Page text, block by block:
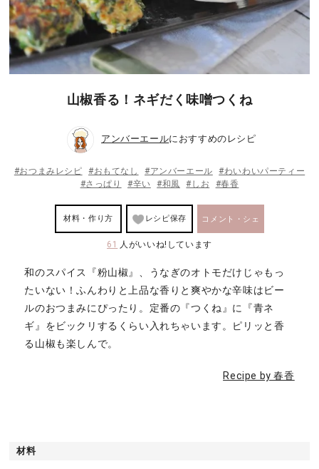
山椒香る！ネギだく味噌つくね
アンバーエールにおすすめのレシピ
#おつまみレシピ #おもてなし #アンバーエール
#わいわいパーティー
#さっぱり
#辛い #和風 #しお #春香
材料・作り方 レシピ保存 コメント・シェ
61 人がいいね!しています
和のスパイス『粉山椒』、うなぎのオトモだけじゃもっ
たいない！ふんわりと上品な香りと爽やかな辛味はビー
ルのおつまみにぴったり。定番の『つくね』に『青ネ
ギ』をビックリするくらい入れちゃいます。ピリッと香
る山椒も楽しんで。
Recipe by 春香
材料